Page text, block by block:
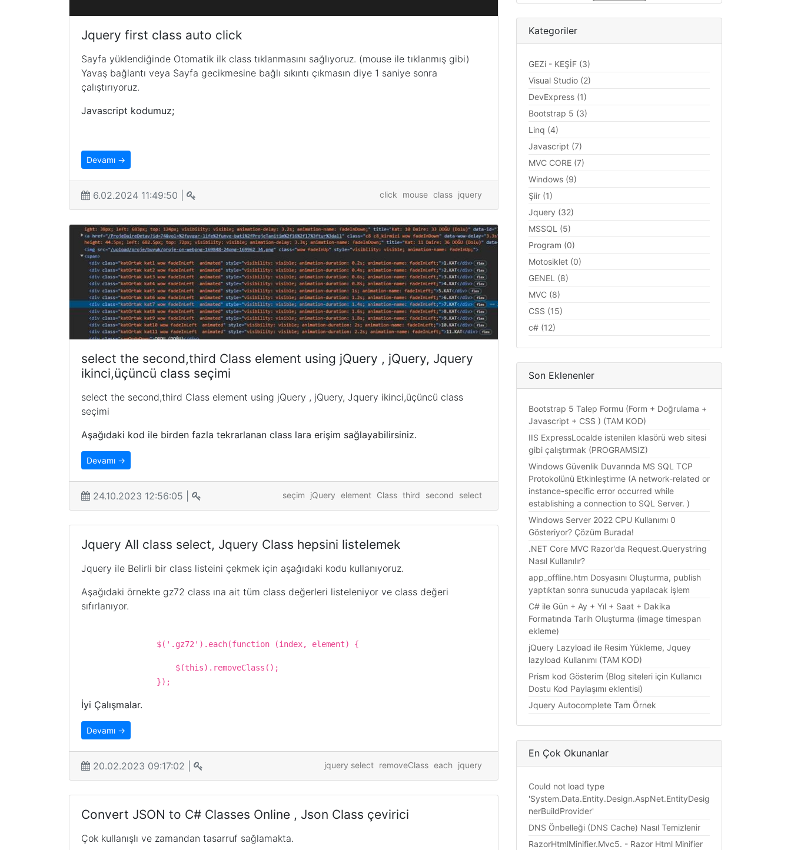
Jquery first class auto click
Sayfa yüklendiğinde Otomatik ilk class tıklanmasını sağlıyoruz. (mouse ile tıklanmış gibi)
Yavaş bağlantı veya Sayfa gecikmesine bağlı sıkıntı çıkmasın diye 1 saniye sonra
çalıştırıyoruz.
Javascript kodumuz;
Devamı →
6.02.2024 11:49:50 | jquery
class
mouse
click
select the second,third Class element using jQuery , jQuery, Jquery
ikinci,üçüncü class seçimi
select the second,third Class element using jQuery , jQuery, Jquery ikinci,üçüncü class
seçimi
Aşağıdaki kod ile birden fazla tekrarlanan class lara erişim sağlayabilirsiniz.
Devamı →
24.10.2023 12:56:05 | select
second
third
Class
element
jQuery
seçim
Jquery All class select, Jquery Class hepsini listelemek
Jquery ile Belirli bir class listeini çekmek için aşağıdaki kodu kullanıyoruz.
Aşağıdaki örnekte gz72 class ına ait tüm class değerleri listeleniyor ve class değeri
sıfırlanıyor.
$('.gz72').each(function (index, element) {
$(this).removeClass();
});
İyi Çalışmalar.
Devamı →
20.02.2023 09:17:02 | jquery
each
removeClass
jquery select
Convert JSON to C# Classes Online , Json Class çevirici
Çok kullanışlı ve zamandan tasarruf sağlamakta.
Kategoriler
GEZi - KEŞİF (3)
Visual Studio (2)
DevExpress (1)
Bootstrap 5 (3)
Linq (4)
Javascript (7)
MVC CORE (7)
Windows (9)
Şiir (1)
Jquery (32)
MSSQL (5)
Program (0)
Motosiklet (0)
GENEL (8)
MVC (8)
CSS (15)
c# (12)
Son Eklenenler
Bootstrap 5 Talep Formu (Form + Doğrulama +
Javascript + CSS ) (TAM KOD)
IIS ExpressLocalde istenilen klasörü web sitesi
gibi çalıştırmak (PROGRAMSIZ)
Windows Güvenlik Duvarında MS SQL TCP
Protokolünü Etkinleştirme (A network-related or
instance-specific error occurred while
establishing a connection to SQL Server. )
Windows Server 2022 CPU Kullanımı 0
Gösteriyor? Çözüm Burada!
.NET Core MVC Razor'da Request.Querystring
Nasıl Kullanılır?
app_offline.htm Dosyasını Oluşturma, publish
yaptıktan sonra sunucuda yapılacak işlem
C# ile Gün + Ay + Yıl + Saat + Dakika
Formatında Tarih Oluşturma (image timespan
ekleme)
jQuery Lazyload ile Resim Yükleme, Jquey
lazyload Kullanımı (TAM KOD)
Prism kod Gösterim (Blog siteleri için Kullanıcı
Dostu Kod Paylaşımı eklentisi)
Jquery Autocomplete Tam Örnek
En Çok Okunanlar
Could not load type
'System.Data.Entity.Design.AspNet.EntityDesig
nerBuildProvider'
DNS Önbelleği (DNS Cache) Nasıl Temizlenir
RazorHtmlMinifier.Mvc5. - Razor Html Minifier